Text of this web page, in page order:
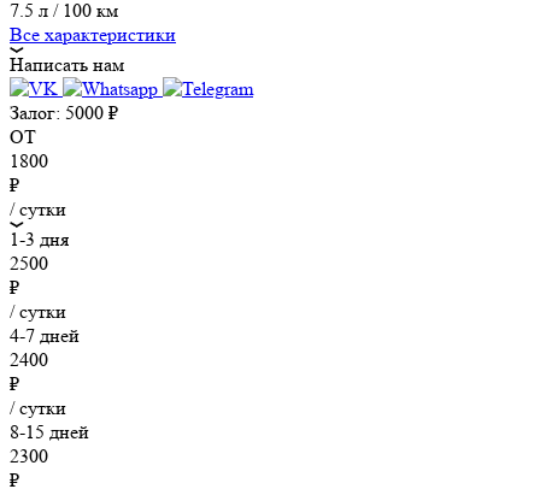
7.5 л / 100 км
Все характеристики
Написать нам
Залог: 5000 ₽
ОТ
1800
₽
/ сутки
1-3 дня
2500
₽
/ сутки
4-7 дней
2400
₽
/ сутки
8-15 дней
2300
₽